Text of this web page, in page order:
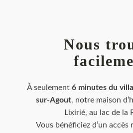
Nous
À seulement6 minutes du
sur-Agout, notre maison
Lixirié, au lac de la
Vous bénéficiez d’un accès